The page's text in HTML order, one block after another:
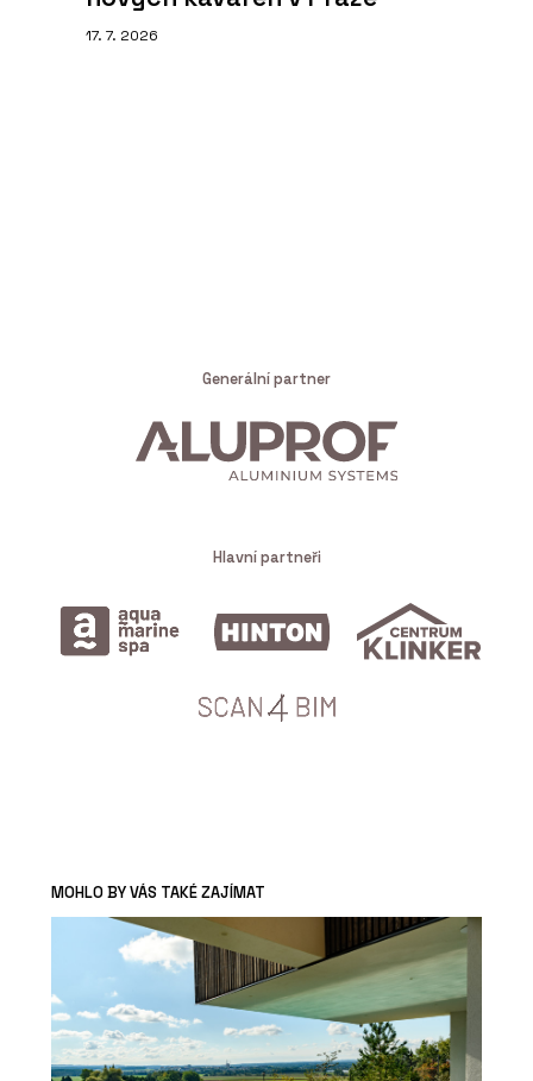
17. 7. 2026
Generální partner
Hlavní partneři
MOHLO BY VÁS TAKÉ ZAJÍMAT